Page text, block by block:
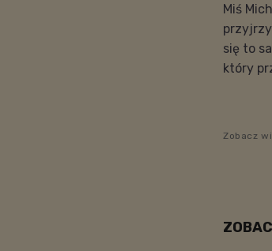
Miś
się to
który
Zobacz